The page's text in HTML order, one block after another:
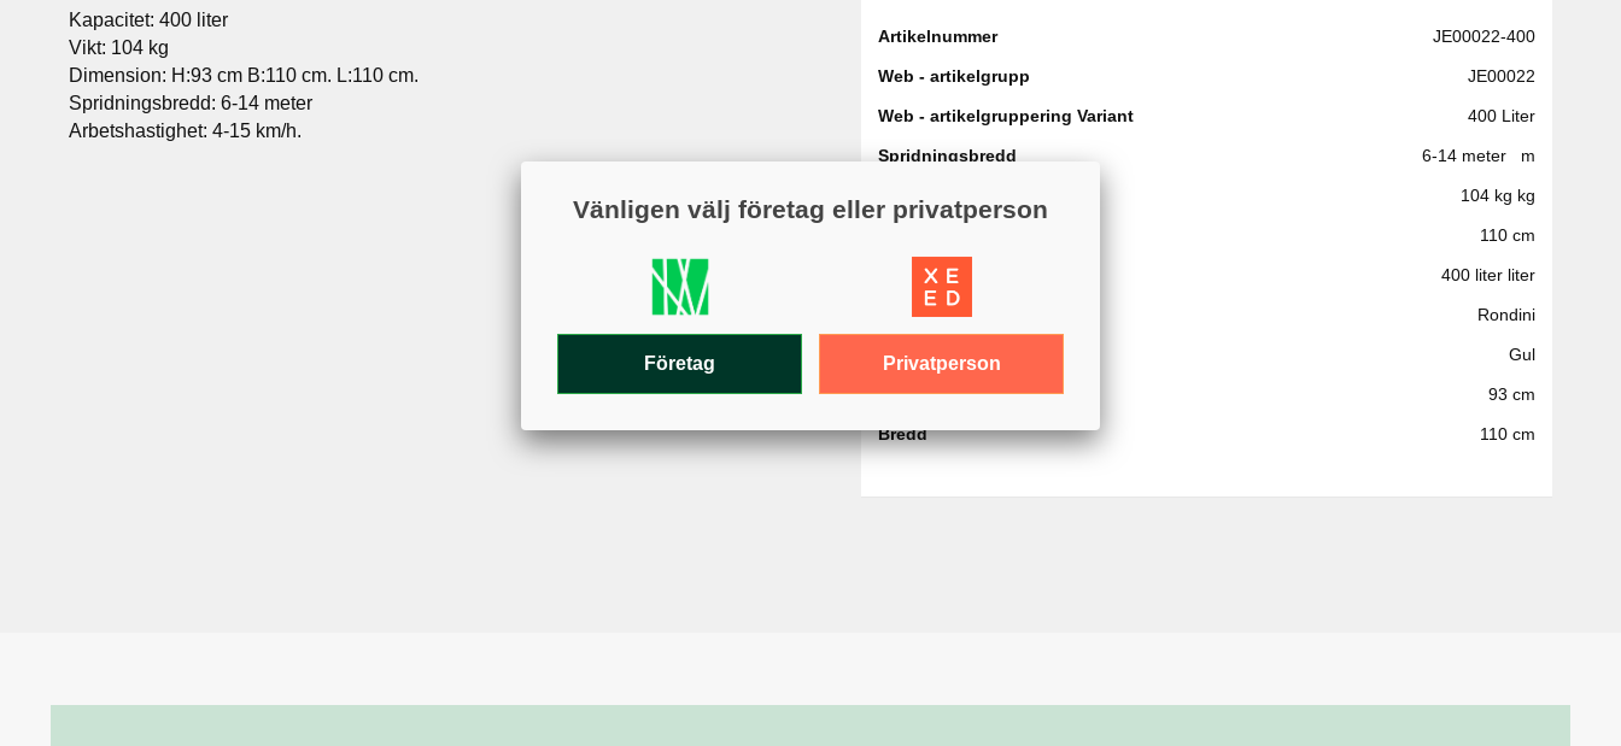
Kapacitet: 400 liter
Vikt: 104 kg
Dimension: H:93 cm B:110 cm. L:110 cm.
Spridningsbredd: 6-14 meter
Arbetshastighet: 4-15 km/h.
Artikelnummer JE00022-400
Web - artikelgrupp JE00022
Web - artikelgruppering Variant 400 Liter
Spridningsbredd 6-14 meter m
104 kg kg
110 cm
Kapacitet 400 liter liter
Varumärke Rondini
Färg Gul
Längd 93 cm
Bredd 110 cm
Vänligen välj företag eller privatperson
Företag Privatperson